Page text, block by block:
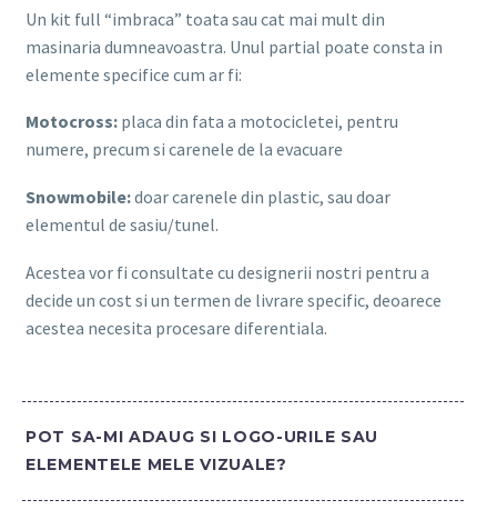
Un kit full “imbraca” toata sau cat mai mult din
masinaria dumneavoastra. Unul partial poate consta in
elemente specifice cum ar fi:
Motocross: placa din fata a motocicletei, pentru
numere, precum si carenele de la evacuare
Snowmobile:doar carenele din plastic, sau doar
elementul de sasiu/tunel.
Acestea vor fi consultate cu designerii nostri pentru a
decide un cost si un termen de livrare specific, deoarece
acestea necesita procesare diferentiala.
POT SA-MI ADAUG SI LOGO-URILE SAU
ELEMENTELE MELE VIZUALE?